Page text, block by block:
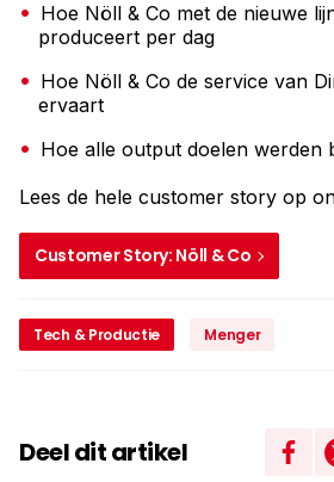
Hoe Nöll & Co met de nieuwe
produceert per dag
Hoe Nöll & Co de service van
ervaart
Hoe alle output doelen werden
Lees de hele customer story op
Customer Story: Nöll & Co
Tech & Productie Menger
Deel dit artikel